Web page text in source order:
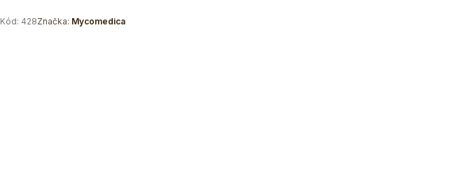
Kód: 428Značka: Mycomedica